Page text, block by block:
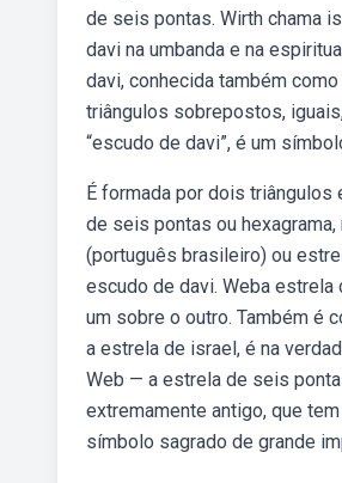
de seis pontas. Wirth chama
davi na umbanda e na
davi, conhecida também
triângulos sobrepostos,
“escudo de davi”, é um
É formada por dois
de seis pontas ou
(português brasileiro) ou
escudo de davi. Weba
um sobre o outro. Também é
a estrela de israel, é na
Web — a estrela de seis
extremamente antigo, que
símbolo sagrado de grande